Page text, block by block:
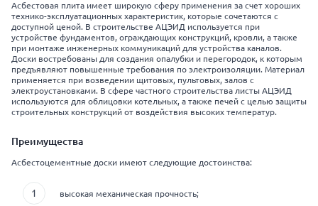
Асбестовая плита имеет широкую сферу применения за счет хороших
технико-эксплуатационных характеристик, которые сочетаются с
доступной ценой. В строительстве АЦЭИД используется при
устройстве фундаментов, ограждающих конструкций, кровли, а также
при монтаже инженерных коммуникаций для устройства каналов.
Доски востребованы для создания опалубки и перегородок, к которым
предъявляют повышенные требования по электроизоляции. Материал
применяется при возведении щитовых, пультовых, залов с
электроустановками. В сфере частного строительства листы АЦЭИД
используются для облицовки котельных, а также печей с целью защиты
строительных конструкций от воздействия высоких температур.
Преимущества
Асбестоцементные доски имеют следующие достоинства:
высокая механическая прочность;